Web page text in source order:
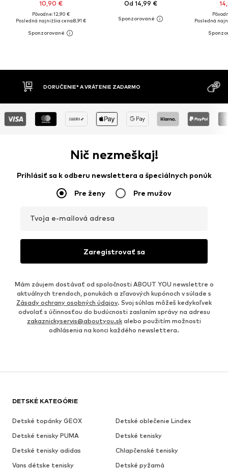
10,90 €
Pôvodne: 12,90 €
Posledná najnižšia cena:8,91 €
Od 14,99 €
Posledná
DORUČENIE* A VRÁTENIE ZADARMO
Nič nezmeškaj!
Prihlásiť sa k odberu newslettera a špeciálnych ponúk
Pre ženy Pre mužov
Tvoja e-mailová adresa
Zaregistrovať sa
Mám záujem dostávať od spoločnosti ABOUT YOU newslettre o
aktuálnych trendoch, ponukách a zľavových kupónoch v súlade s
Zásady ochrany osobných údajov. Svoj súhlas môžeš kedykoľvek
odvolať s účinnosťou do budúcnosti zaslaním správy na adresu
zakaznickyservis@aboutyou.sk alebo použitím možnosti
odhlásenia na konci každého newslettera.
DETSKÉ KATEGÓRIE
Detské topánky GEOX
Detské oblečenie Lindex
Detské tenisky PUMA
Detské tenisky
Detské tenisky adidas
Chlapčenské tenisky
Vans détske tenisky
Detské pyžamá